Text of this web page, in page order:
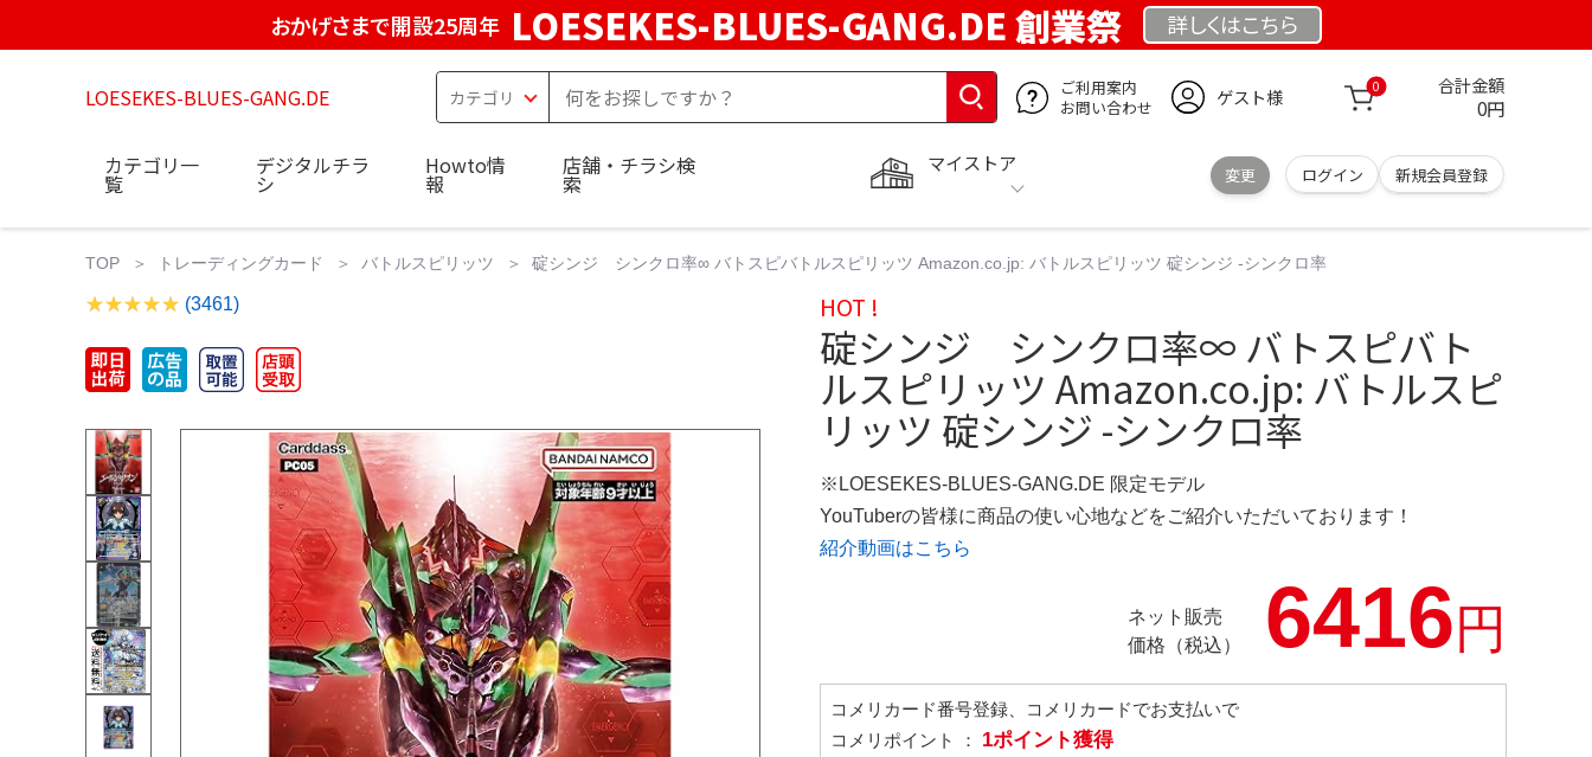
おかげさまで開設25周年 LOESEKES-BLUES-GANG.DE 創業祭 詳しくはこちら
LOESEKES-BLUES-GANG.DE
ご利用案内
お問い合わせ
ゲスト様 0 合計金額
0円
マイストア
変更 ログイン 新規会員登録
カテゴリ一
覧
デジタルチラ
シ
Howto情
報
店舗・チラシ検
索
TOP トレーディングカード バトルスピリッツ 碇シンジ シンクロ率∞ バトスピバトルスピリッツ Amazon.co.jp: バトルスピリッツ 碇シンジ -シンクロ率
(3461) HOT !
碇シンジ シンクロ率∞ バトスピバト
ルスピリッツ Amazon.co.jp: バトルスピ
リッツ 碇シンジ -シンクロ率
※LOESEKES-BLUES-GANG.DE 限定モデル
YouTuberの皆様に商品の使い心地などをご紹介いただいております！
紹介動画はこちら
ネット販売
価格（税込）
6416円
コメリカード番号登録、コメリカードでお支払いで
コメリポイント ： 1ポイント獲得